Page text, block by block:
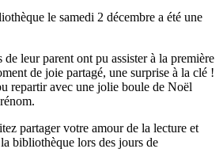
le samedi 2 décembre a été une
de leur parent ont pu assister à la première
de joie partagé, une surprise à la clé !
repartir avec une jolie boule de Noël
partager votre amour de la lecture et
bibliothèque lors des jours de